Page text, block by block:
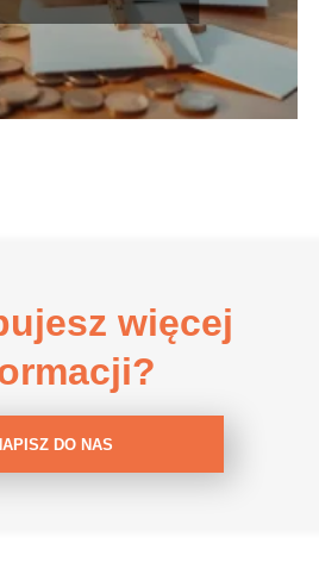
więcej
DO NAS